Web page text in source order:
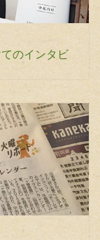
のインタビ